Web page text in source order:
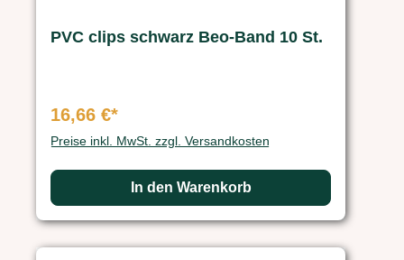
PVC clips schwarz Beo-Band 10 St.
16,66 €*
Preise inkl. MwSt. zzgl. Versandkosten
In den Warenkorb